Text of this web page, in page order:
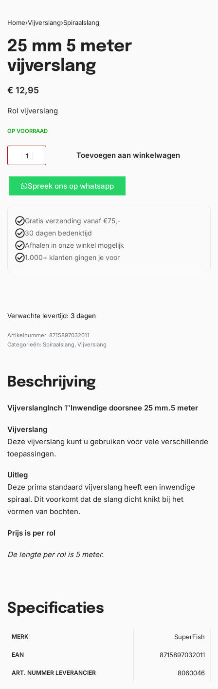
Home›Vijverslang›Spiraalslang
25 mm 5 meter
vijverslang
€ 12,95
Rol vijverslang
OP VOORRAAD
Toevoegen aan winkelwagen
Spreek ons op whatsapp
Gratis verzending vanaf €75,-
30 dagen bedenktijd
Afhalen in onze winkel mogelijk
1.000+ klanten gingen je voor
Verwachte levertijd: 3 dagen
8715897032011
Categorieën: Spiraalslang, Vijverslang
Beschrijving
VijverslangInch 1″Inwendige doorsnee 25 mm.5 meter
Vijverslang
Deze vijverslang kunt u gebruiken voor vele verschillende
toepassingen.
Uitleg
Deze prima standaard vijverslang heeft een inwendige
spiraal. Dit voorkomt dat de slang dicht knikt bij het
vormen van bochten.
Prijs is per rol
De lengte per rol is 5 meter.
Specificaties
MERK SuperFish
EAN 8715897032011
ART. NUMMER LEVERANCIER 8060046